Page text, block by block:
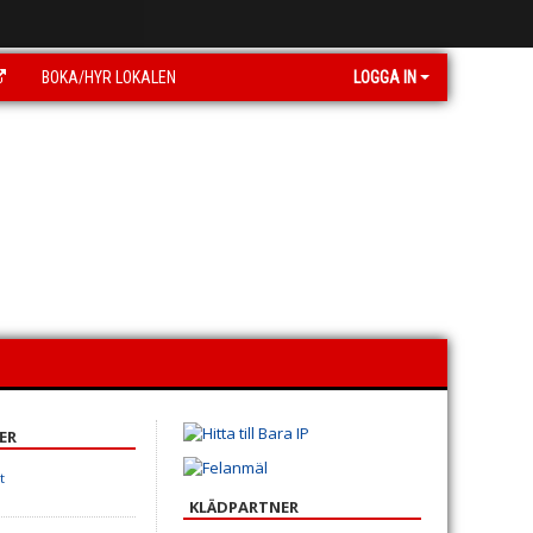
BOKA/HYR LOKALEN LOGGA IN
KLÄDPARTNER